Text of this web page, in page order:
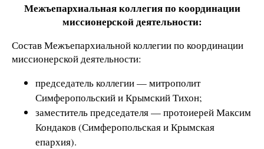
Межъепархиальная коллегия по координации
миссионерской деятельности:
Состав Межъепархиальной коллегии по координации
миссионерской деятельности:
председатель коллегии — митрополит
Симферопольский и Крымский Тихон;
заместитель председателя — протоиерей Максим
Кондаков (Симферопольская и Крымская
епархия).